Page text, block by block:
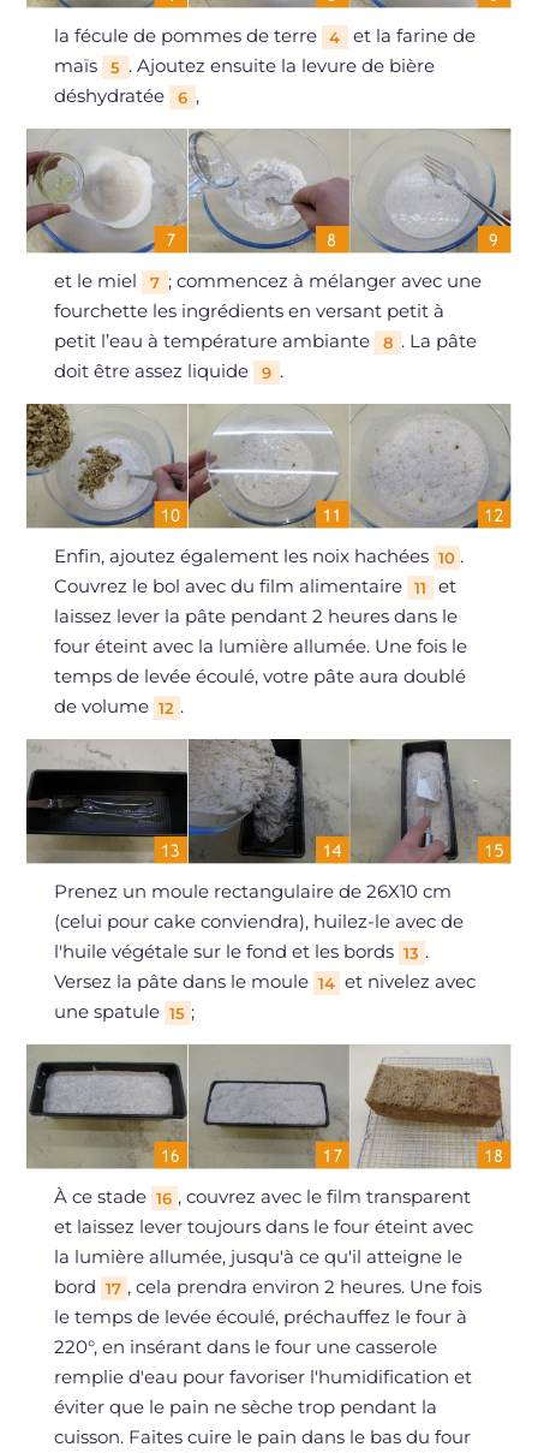
la fécule de pommes de terre 4
et la farine de
maïs
5 . Ajoutez ensuite la levure de bière
déshydratée
6 ,
et le miel 7 ; commencez à mélanger avec une
fourchette les ingrédients en versant petit à
petit l’eau à température ambiante
8 . La pâte
doit être assez liquide
9 .
Enfin, ajoutez également les noix hachées 10 .
Couvrez le bol avec du film alimentaire
11
et
laissez lever la pâte pendant 2 heures dans le
four éteint avec la lumière allumée. Une fois le
temps de levée écoulé, votre pâte aura doublé
de volume 12 .
Prenez un moule rectangulaire de 26X10 cm
(celui pour cake conviendra), huilez-le avec de
l'huile végétale sur le fond et les bords 13 .
Versez la pâte dans le moule 14 et nivelez avec
une spatule 15 ;
À ce stade 16 , couvrez avec le film transparent
et laissez lever toujours dans le four éteint avec
la lumière allumée, jusqu'à ce qu'il atteigne le
bord 17 , cela prendra environ 2 heures. Une fois
le temps de levée écoulé, préchauffez le four à
220°, en insérant dans le four une casserole
remplie d'eau pour favoriser l'humidification et
éviter que le pain ne sèche trop pendant la
cuisson. Faites cuire le pain dans le bas du four